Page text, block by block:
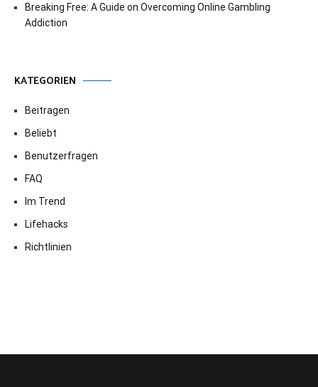
Breaking Free: A Guide on Overcoming Online Gambling
Addiction
KATEGORIEN
Beitragen
Beliebt
Benutzerfragen
FAQ
Im Trend
Lifehacks
Richtlinien